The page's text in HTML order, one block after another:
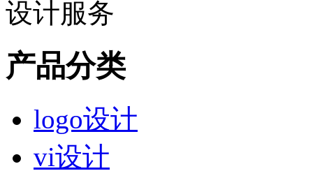
产品分类
logo设计
vi设计